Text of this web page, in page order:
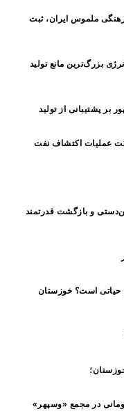
ملموس ایران، ثبت
بزرگ‌ترین مانع تولید
بر پشتیبانی از تولید
و بازگشت قدرتمند
حیاتی است؟ خوزستان